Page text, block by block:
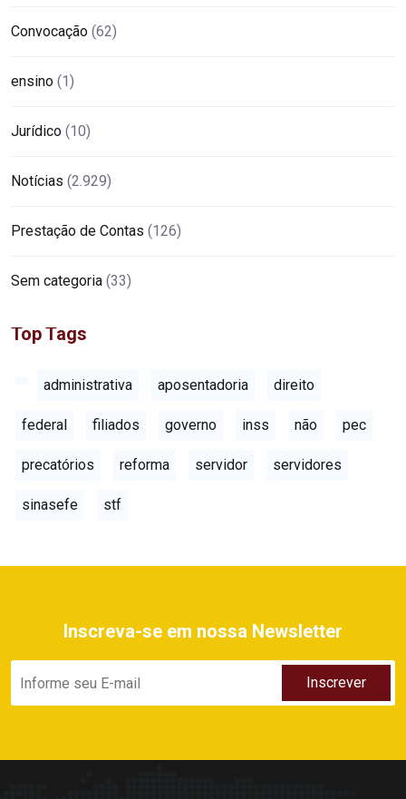
Convocação (62)
ensino (1)
Jurídico (10)
Notícias (2.929)
Prestação de Contas (126)
Sem categoria (33)
Top Tags
administrativa aposentadoria direito
federal filiados governo inss não pec
precatórios reforma servidor servidores
sinasefe stf
Inscreva-se em nossa Newsletter